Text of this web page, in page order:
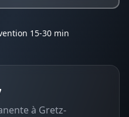
15-30 min
à Gretz-